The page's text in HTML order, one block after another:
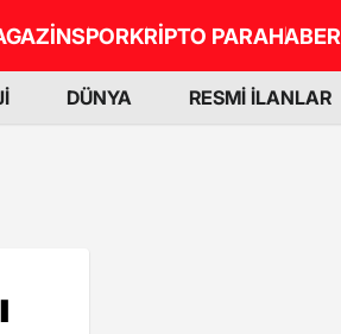
SPORKRİPTO PARAHABER
DÜNYA RESMİ İLANLAR